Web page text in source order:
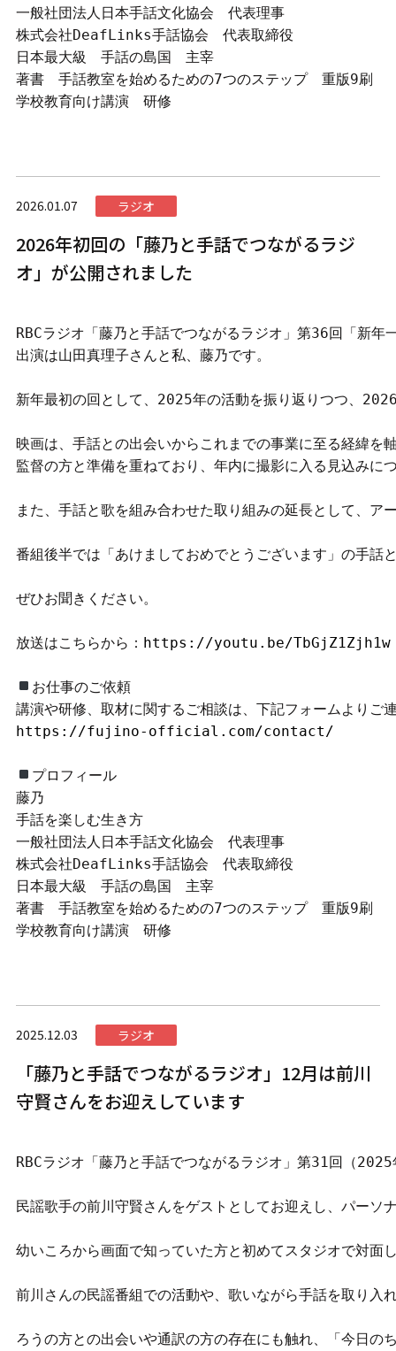
一般社団法人日本手話文化協会　代表理事
株式会社DeafLinks手話協会　代表取締役
日本最大級　手話の島国　主宰
著書　手話教室を始めるための7つのステップ　重版9刷
学校教育向け講演　研修
2026.01.07 ラジオ
2026年初回の「藤乃と手話でつながるラジ
オ」が公開されました
RBCラジオ「藤乃と手話でつながるラジオ」第36回「新
出演は山田真理子さんと私、藤乃です。
新年最初の回として、2025年の活動を振り返りつつ、
映画は、手話との出会いからこれまでの事業に至る経緯を
監督の方と準備を重ねており、年内に撮影に入る見込みに
また、手話と歌を組み合わせた取り組みの延長として、
番組後半では「あけましておめでとうございます」の手話
ぜひお聞きください。
放送はこちらから： https://youtu.be/TbGjZ1Zjh1w
お仕事のご依頼
https://fujino-official.com/contact/
プロフィール
藤乃
手話を楽しむ生き方
一般社団法人日本手話文化協会　代表理事
株式会社DeafLinks手話協会　代表取締役
日本最大級　手話の島国　主宰
著書　手話教室を始めるための7つのステップ　重版9刷
学校教育向け講演　研修
2025.12.03 ラジオ
「藤乃と手話でつながるラジオ」12月は前川
守賢さんをお迎えしています
RBCラジオ「藤乃と手話でつながるラジオ」第31回（
民謡歌手の前川守賢さんをゲストとしてお迎えし、パーソ
幼いころから画面で知っていた方と初めてスタジオで対面
前川さんの民謡番組での活動や、歌いながら手話を取り入
ろうの方との出会いや通訳の方の存在にも触れ、「今日の